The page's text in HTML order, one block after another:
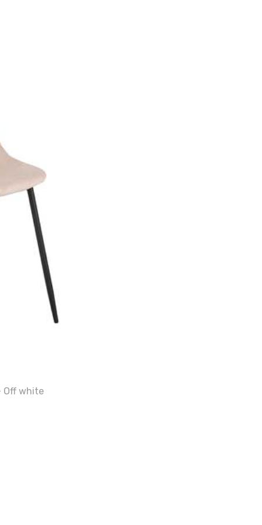
Off white